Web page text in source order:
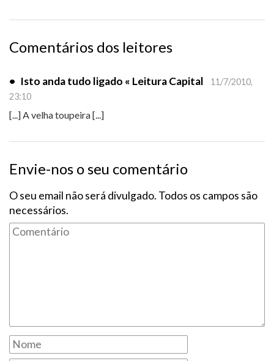
Comentários dos leitores
• Isto anda tudo ligado « Leitura Capital
11/7/2010,
23:10
[...] A velha toupeira [...]
Envie-nos o seu comentário
O seu email não será divulgado. Todos os campos são
necessários.